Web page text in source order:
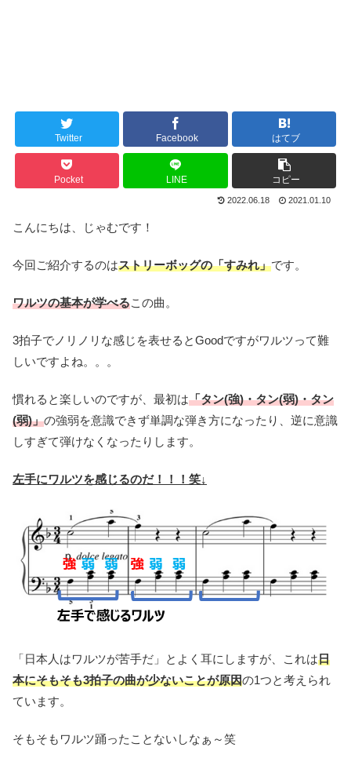
Twitter Facebook はてブ
Pocket LINE コピー
2022.06.18 2021.01.10
こんにちは、じゃむです！
今回ご紹介するのはストリーボッグの「すみれ」です。
ワルツの基本が学べるこの曲。
3拍子でノリノリな感じを表せるとGoodですがワルツって難
しいですよね。。。
慣れると楽しいのですが、最初は「タン(強)・タン(弱)・タン
(弱)」の強弱を意識できず単調な弾き方になったり、逆に意識
しすぎて弾けなくなったりします。
左手にワルツを感じるのだ！！！笑↓
「日本人はワルツが苦手だ」とよく耳にしますが、これは日
本にそもそも3拍子の曲が少ないことが原因の1つと考えられ
ています。
そもそもワルツ踊ったことないしなぁ～笑